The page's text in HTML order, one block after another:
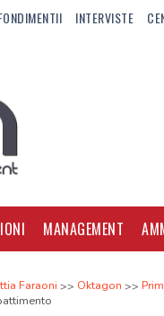
INTERVISTE
MANAGEMENT
Faraoni Oktagon